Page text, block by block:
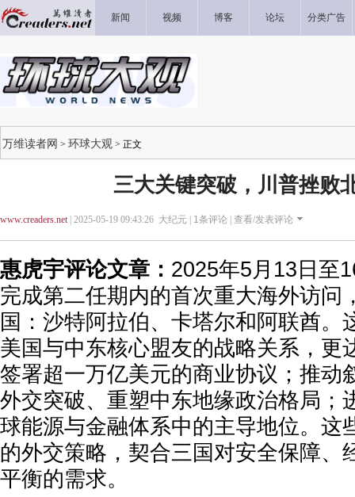
新闻 视频 博客 论坛 分类广告
万维读者网 > 环球大观 > 正文
三大关键突破，川普挫败
www.creaders.net| 2025-05-19 09:43:26 大纪元 | 1条评论 | 查看/发表评论
惠虎宇评论文章： 2025年5月13日至
完成第二任期内的首次重大海外访问
国：沙特阿拉伯、卡塔尔和阿联酋。
美国与中东核心盟友的战略关系，更
签署超一万亿美元的商业协议；推动
外交突破、重塑中东地缘政治格局；
球能源与金融体系中的主导地位。这
的外交策略，契合三国对安全保障、
平衡的需求。